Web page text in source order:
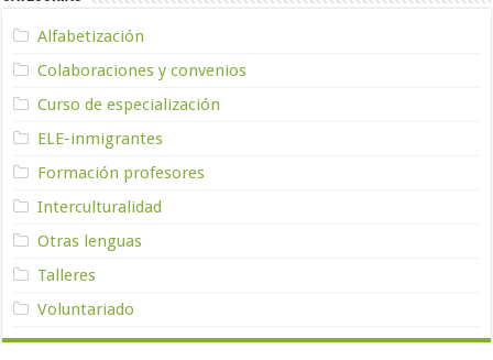
Alfabetización
Colaboraciones y convenios
Curso de especialización
ELE-inmigrantes
Formación profesores
Interculturalidad
Otras lenguas
Talleres
Voluntariado